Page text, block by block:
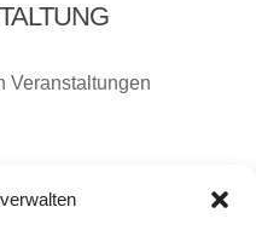
Veranstaltungen